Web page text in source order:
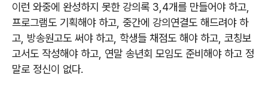
이런 와중에 완성하지 못한 강의록 3,4개를 만들어야 하고
프로그램도 기획해야 하고 중간에 강의연결도 해드려야 하
고 방송원고도 써야 하고 학생들 채점도 해야 하고 코칭보
고서도 작성해야 하고 연말 송년회 모임도 준비해야 하고 정
말로 정신이 없다.